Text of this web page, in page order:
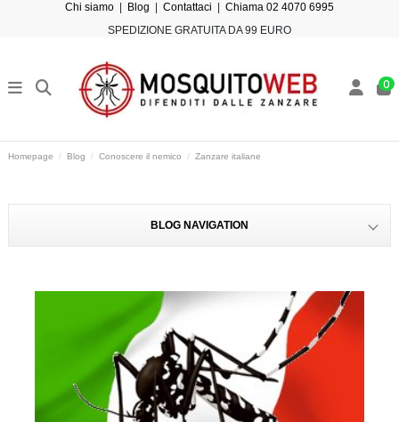
Chi siamo Blog Contattaci
Chiama 02 4070 6995
SPEDIZIONE GRATUITA DA 99 EURO
0
Homepage Blog Conoscere il nemico Zanzare italiane
BLOG NAVIGATION